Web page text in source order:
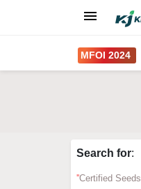
MFOI 2024
Search for:
Certified Seeds